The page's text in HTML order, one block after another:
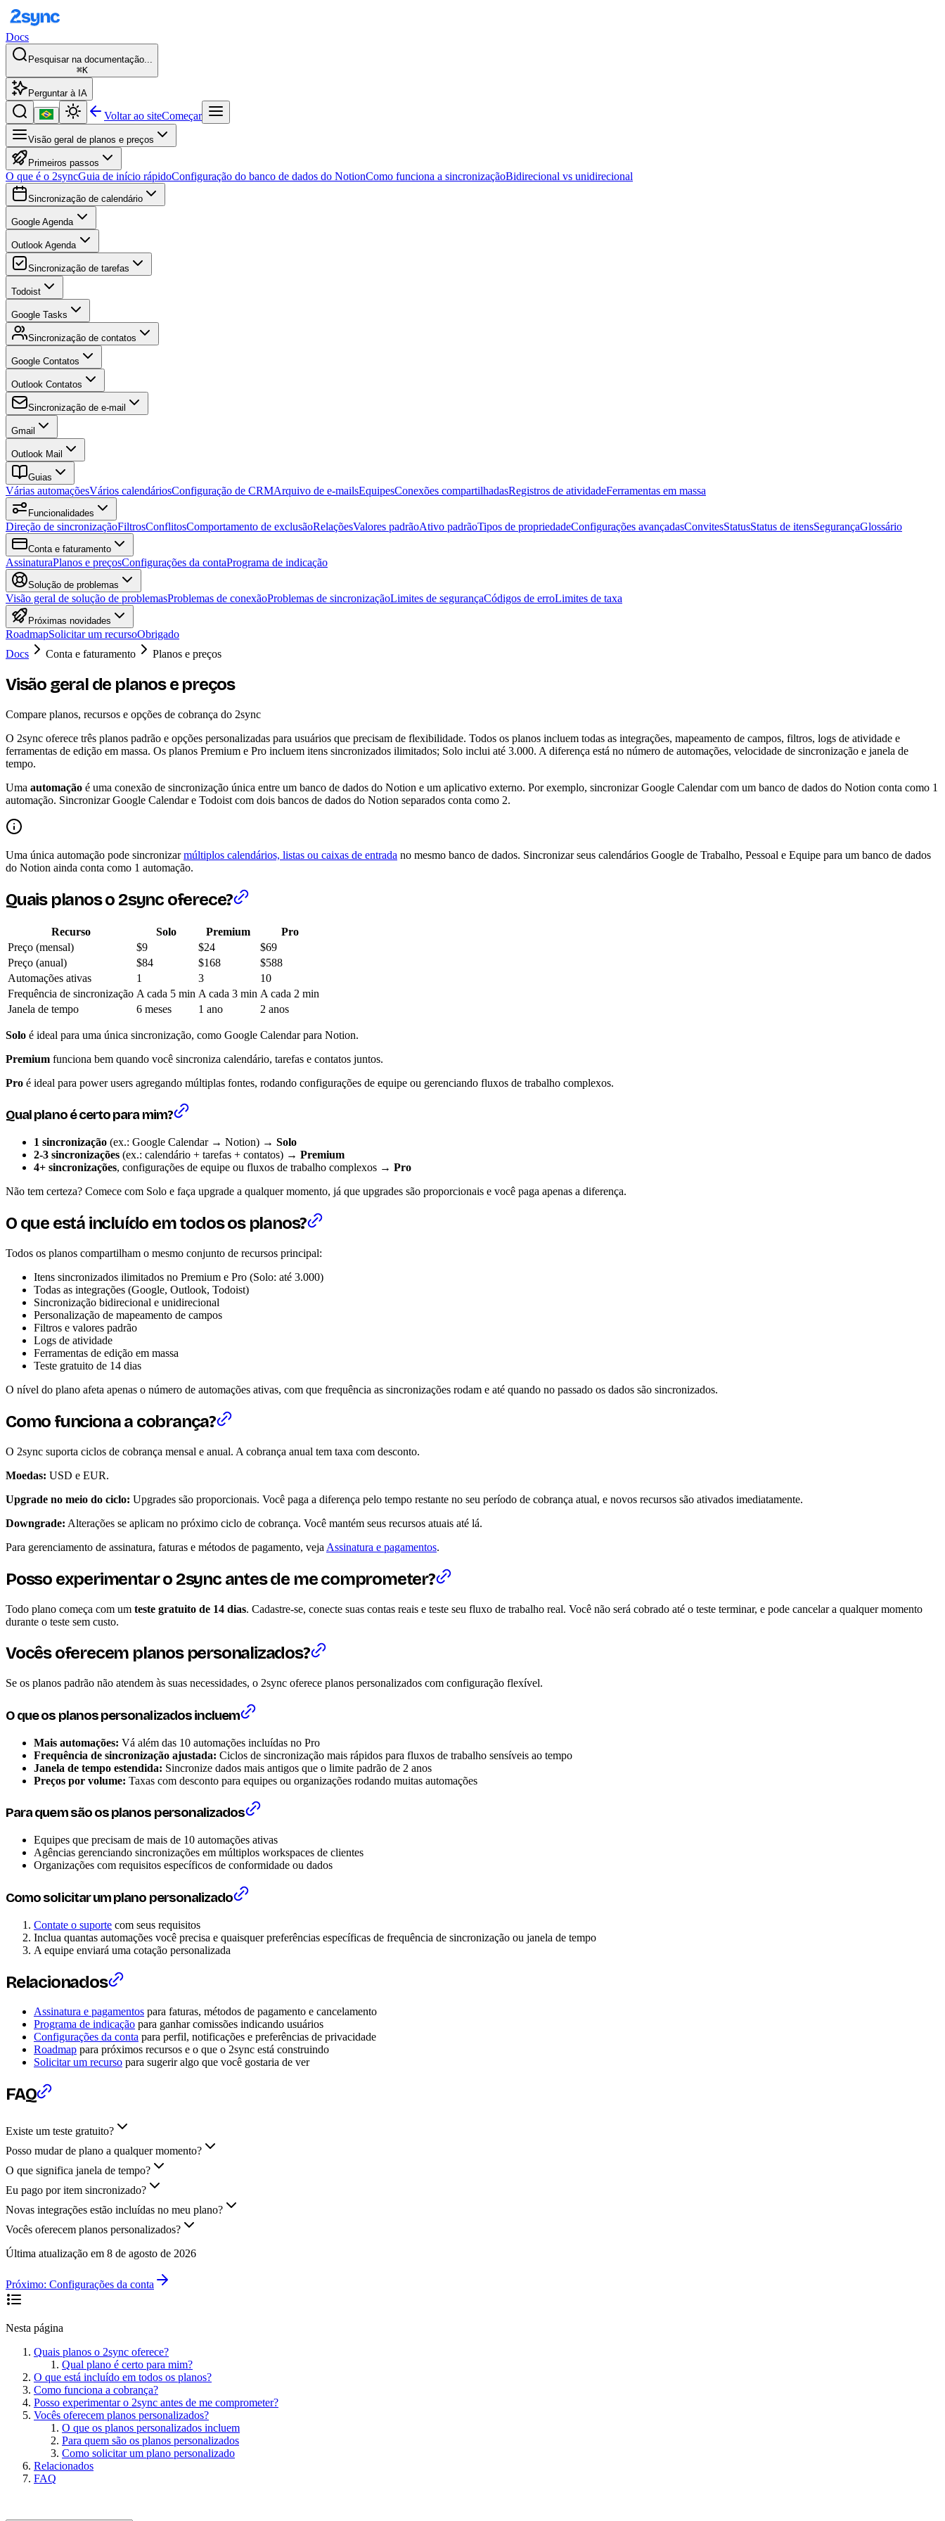
Docs
Pesquisar na documentação...
⌘K
Perguntar à IA
Voltar ao siteComeçar
Visão geral de planos e preços
Primeiros passos
O que é o 2syncGuia de início rápidoConfiguração do banco de dados do NotionComo funciona a sincronizaçãoBidirecional vs unidirecional
Sincronização de calendário
Google Agenda
Outlook Agenda
Sincronização de tarefas
Todoist
Google Tasks
Sincronização de contatos
Google Contatos
Outlook Contatos
Sincronização de e-mail
Gmail
Outlook Mail
Guias
Várias automaçõesVários calendáriosConfiguração de CRMArquivo de e-mailsEquipesConexões compartilhadasRegistros de atividadeFerramentas em massa
Funcionalidades
Direção de sincronizaçãoFiltrosConflitosComportamento de exclusãoRelaçõesValores padrãoAtivo padrãoTipos de propriedadeConfigurações avançadasConvitesStatusStatus de itensSegurançaGlossário
Conta e faturamento
AssinaturaPlanos e preçosConfigurações da contaPrograma de indicação
Solução de problemas
Visão geral de solução de problemasProblemas de conexãoProblemas de sincronizaçãoLimites de segurançaCódigos de erroLimites de taxa
Próximas novidades
RoadmapSolicitar um recursoObrigado
Docs
Conta e faturamento Planos e preços
Visão geral de planos e preços
Compare planos, recursos e opções de cobrança do 2sync
O 2sync oferece três planos padrão e opções personalizadas para usuários que precisam de flexibilidade. Todos os planos incluem todas as integrações, mapeamento de campos, filtros, logs de atividade e
ferramentas de edição em massa. Os planos Premium e Pro incluem itens sincronizados ilimitados; Solo inclui até 3.000. A diferença está no número de automações, velocidade de sincronização e janela de
tempo.
Uma automação é uma conexão de sincronização única entre um banco de dados do Notion e um aplicativo externo. Por exemplo, sincronizar Google Calendar com um banco de dados do Notion conta como 1
automação. Sincronizar Google Calendar e Todoist com dois bancos de dados do Notion separados conta como 2.
Uma única automação pode sincronizarmúltiplos calendários, listas ou caixas de entrada no mesmo banco de dados. Sincronizar seus calendários Google de Trabalho, Pessoal e Equipe para um banco de dados
do Notion ainda conta como 1 automação.
Quais planos o 2sync oferece?
Recurso Solo Premium
Pro
Preço (mensal)
$9 $24
$69
Preço (anual)
$84 $168
$588
Automações ativas
1 3
10
Frequência de sincronização A cada 5 min A cada 3 min A cada 2 min
Janela de tempo
6 meses 1 ano 2 anos
Solo é ideal para uma única sincronização, como Google Calendar para Notion.
Premium funciona bem quando você sincroniza calendário, tarefas e contatos juntos.
Pro é ideal para power users agregando múltiplas fontes, rodando configurações de equipe ou gerenciando fluxos de trabalho complexos.
Qual plano é certo para mim?
1 sincronização (ex.: Google Calendar → Notion) → Solo
2-3 sincronizações (ex.: calendário + tarefas + contatos) → Premium
4+ sincronizações, configurações de equipe ou fluxos de trabalho complexos → Pro
Não tem certeza? Comece com Solo e faça upgrade a qualquer momento, já que upgrades são proporcionais e você paga apenas a diferença.
O que está incluído em todos os planos?
Todos os planos compartilham o mesmo conjunto de recursos principal:
Itens sincronizados ilimitados no Premium e Pro (Solo: até 3.000)
Todas as integrações (Google, Outlook, Todoist)
Sincronização bidirecional e unidirecional
Personalização de mapeamento de campos
Filtros e valores padrão
Logs de atividade
Ferramentas de edição em massa
Teste gratuito de 14 dias
O nível do plano afeta apenas o número de automações ativas, com que frequência as sincronizações rodam e até quando no passado os dados são sincronizados.
Como funciona a cobrança?
O 2sync suporta ciclos de cobrança mensal e anual. A cobrança anual tem taxa com desconto.
Moedas: USD e EUR.
Upgrade no meio do ciclo: Upgrades são proporcionais. Você paga a diferença pelo tempo restante no seu período de cobrança atual, e novos recursos são ativados imediatamente.
Downgrade: Alterações se aplicam no próximo ciclo de cobrança. Você mantém seus recursos atuais até lá.
Para gerenciamento de assinatura, faturas e métodos de pagamento, veja Assinatura e pagamentos.
Posso experimentar o 2sync antes de me comprometer?
Todo plano começa com um teste gratuito de 14 dias. Cadastre-se, conecte suas contas reais e teste seu fluxo de trabalho real. Você não será cobrado até o teste terminar, e pode cancelar a qualquer momento
durante o teste sem custo.
Vocês oferecem planos personalizados?
Se os planos padrão não atendem às suas necessidades, o 2sync oferece planos personalizados com configuração flexível.
O que os planos personalizados incluem
Mais automações: Vá além das 10 automações incluídas no Pro
Frequência de sincronização ajustada: Ciclos de sincronização mais rápidos para fluxos de trabalho sensíveis ao tempo
Janela de tempo estendida: Sincronize dados mais antigos que o limite padrão de 2 anos
Preços por volume: Taxas com desconto para equipes ou organizações rodando muitas automações
Para quem são os planos personalizados
Equipes que precisam de mais de 10 automações ativas
Agências gerenciando sincronizações em múltiplos workspaces de clientes
Organizações com requisitos específicos de conformidade ou dados
Como solicitar um plano personalizado
Contate o suporte com seus requisitos
Inclua quantas automações você precisa e quaisquer preferências específicas de frequência de sincronização ou janela de tempo
A equipe enviará uma cotação personalizada
Relacionados
Assinatura e pagamentos para faturas, métodos de pagamento e cancelamento
Programa de indicação para ganhar comissões indicando usuários
Configurações da conta para perfil, notificações e preferências de privacidade
Roadmap para próximos recursos e o que o 2sync está construindo
Solicitar um recurso para sugerir algo que você gostaria de ver
FAQ
Existe um teste gratuito?
Posso mudar de plano a qualquer momento?
O que significa janela de tempo?
Eu pago por item sincronizado?
Novas integrações estão incluídas no meu plano?
Vocês oferecem planos personalizados?
Última atualização em 8 de agosto de 2026
Próximo: Configurações da conta
Nesta página
Quais planos o 2sync oferece?
Qual plano é certo para mim?
O que está incluído em todos os planos?
Como funciona a cobrança?
Posso experimentar o 2sync antes de me comprometer?
Vocês oferecem planos personalizados?
O que os planos personalizados incluem
Para quem são os planos personalizados
Como solicitar um plano personalizado
Relacionados
FAQ